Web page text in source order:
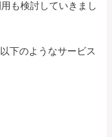
も検討していきまし
下のようなサービス